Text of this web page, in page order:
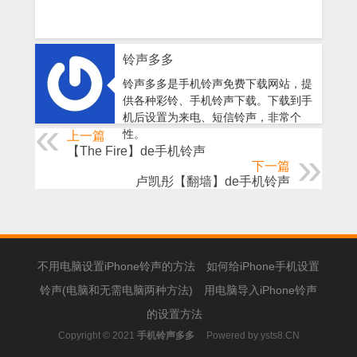
铃声多多
铃声多多是手机铃声免费下载网站，提
供各种彩铃、手机铃声下载。下载到手
机后设置为来电、短信铃声，非常个
性。
上一篇
【The Fire】de手机铃声
下一篇
卢凯彤【翻墙】de手机铃声
不用电脑设置iPhone铃声的方法
如何给iPhone手机设置
铃声(电脑和无需电脑两种方法)
用电脑导入iPhone铃声
的设置方法
Copyright © 2021 手机铃声多多 Powered by ysts8.CN